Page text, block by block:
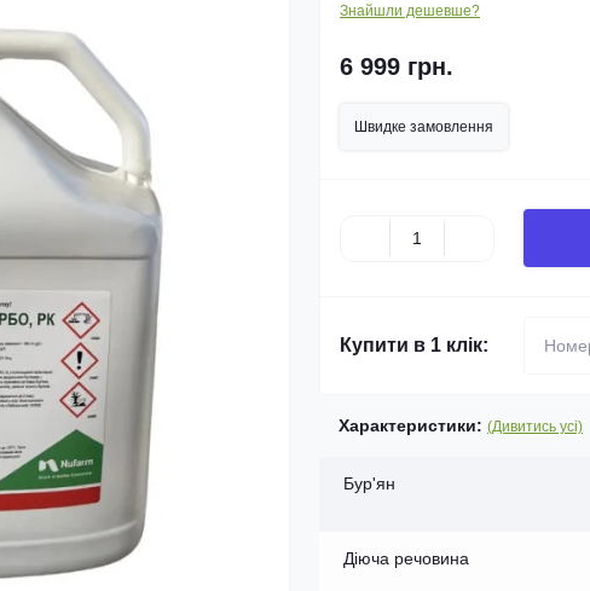
Знайшли дешевше?
6 999 грн.
Швидке замовлення
Купити в 1 клік:
Характеристики: (Дивитись усі)
Бур'ян
Діюча речовина